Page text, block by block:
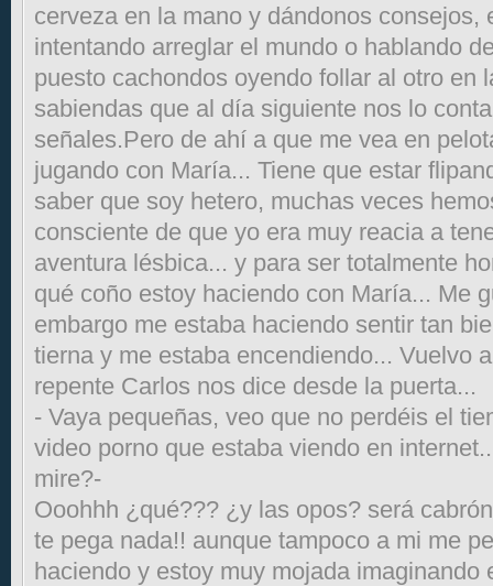
cerveza en la mano y dándonos consejos,
intentando arreglar el mundo o hablando
puesto cachondos oyendo follar al otro en
sabiendas que al día siguiente nos lo
señales.Pero de ahí a que me vea en
jugando con María... Tiene que estar
saber que soy hetero, muchas veces
consciente de que yo era muy reacia a
aventura lésbica... y para ser totalmente
qué coño estoy haciendo con María... Me
embargo me estaba haciendo sentir tan
tierna y me estaba encendiendo... Vuelvo
repente Carlos nos dice desde la puerta...
- Vaya pequeñas, veo que no perdéis el
video porno que estaba viendo en
mire?-
Ooohhh ¿qué??? ¿y las opos? será
te pega nada!! aunque tampoco a mi me
haciendo y estoy muy mojada imaginando